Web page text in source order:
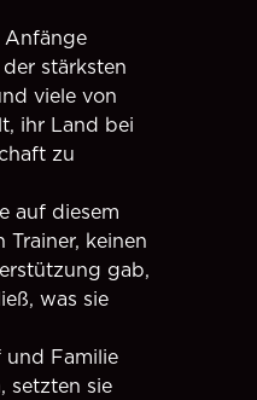
Anfänge
stärksten
viele von
ihr Land bei
zu
auf diesem
Trainer, keinen
gab,
was sie
und Familie
setzten sie